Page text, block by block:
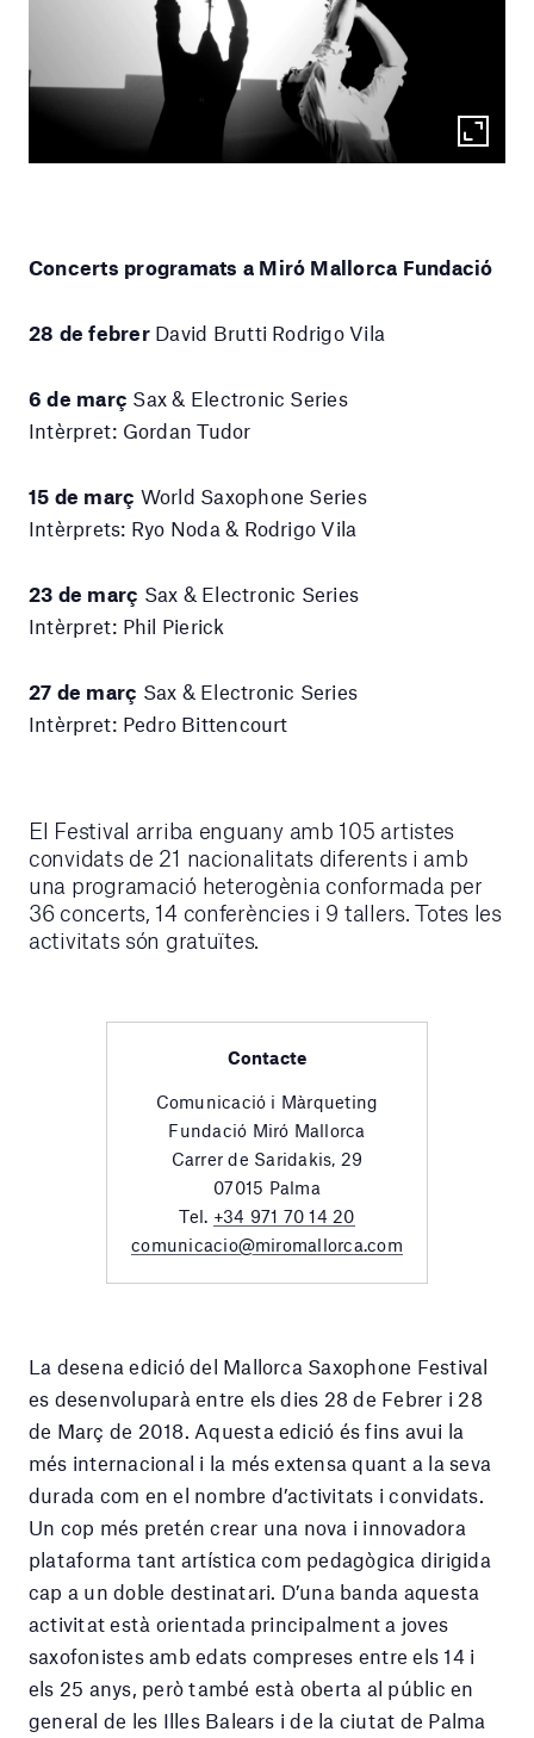
Concerts programats a Miró Mallorca Fundació
28 de febrerDavid Brutti Rodrigo Vila
6 de març Sax & Electronic Series
Intèrpret: Gordan Tudor
15 de març World Saxophone Series
Intèrprets: Ryo Noda & Rodrigo Vila
23 de març Sax & Electronic Series
Intèrpret: Phil Pierick
27 de març Sax & Electronic Series
Intèrpret: Pedro Bittencourt
El Festival arriba enguany amb 105 artistes
convidats de 21 nacionalitats diferents i amb
una programació heterogènia conformada per
36 concerts, 14 conferències i 9 tallers. Totes les
activitats són gratuïtes.
Contacte
Comunicació i Màrqueting
Fundació Miró Mallorca
Carrer de Saridakis, 29
07015 Palma
Tel. +34 971 70 14 20
comunicacio@miromallorca.com
La desena edició del Mallorca Saxophone Festival
es desenvoluparà entre els dies 28 de Febrer i 28
de Març de 2018. Aquesta edició és fins avui la
més internacional i la més extensa quant a la seva
durada com en el nombre d’activitats i convidats.
Un cop més pretén crear una nova i innovadora
plataforma tant artística com pedagògica dirigida
cap a un doble destinatari. D’una banda aquesta
activitat està orientada principalment a joves
saxofonistes amb edats compreses entre els 14 i
els 25 anys, però també està oberta al públic en
general de les Illes Balears i de la ciutat de Palma